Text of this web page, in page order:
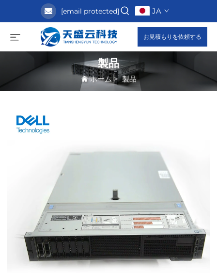
[email protected] JA
お見積もりを依頼する
製品
ホーム>製品